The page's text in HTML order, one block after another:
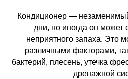
Кондиционер —
дни, но иногда он может
неприятного запаха. Это
различными факторами,
бактерий, плесень, утечка
дренажной